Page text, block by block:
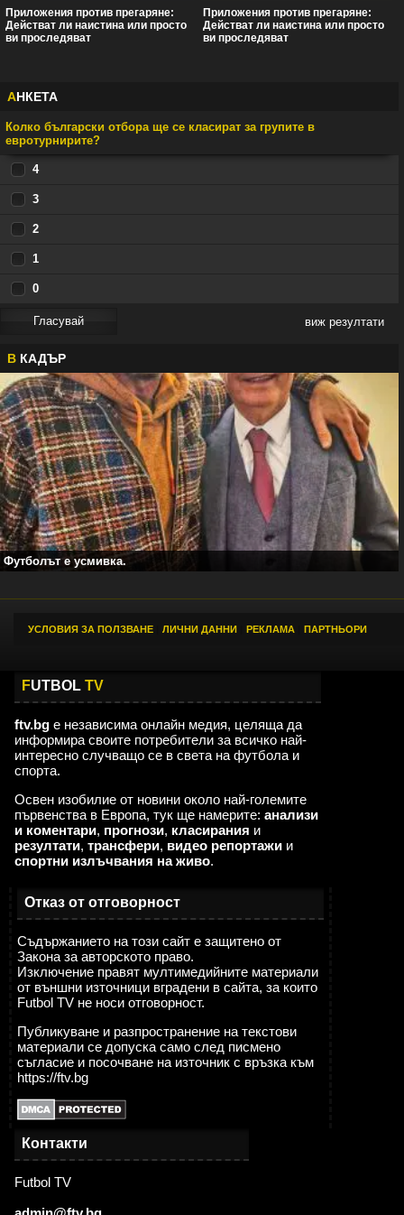
Приложения против прегаряне:
Действат ли наистина или просто
ви проследяват
Приложения против прегаряне:
Действат ли наистина или просто
ви проследяват
АНКЕТА
Колко български отбора ще се класират за групите в
евротурнирите?
4
3
2
1
0
виж резултати
В КАДЪР
Футболът е усмивка.
УСЛОВИЯ ЗА ПОЛЗВАНЕ ЛИЧНИ ДАННИ РЕКЛАМА ПАРТНЬОРИ
FUTBOL TV
ftv.bg е независима онлайн медия, целяща да
информира своите потребители за всичко най-
интересно случващо се в света на футбола и
спорта.
Освен изобилие от новини около най-големите
първенства в Европа, тук ще намерите: анализи
и коментари, прогнози, класирания и
резултати, трансфери, видео репортажи и
спортни излъчвания на живо.
Отказ от отговорност
Съдържанието на този сайт е защитено от
Закона за авторското право.
Изключение правят мултимедийните материали
от външни източници вградени в сайта, за които
Futbol TV не носи отговорност.
Публикуване и разпространение на текстови
материали се допуска само след писмено
съгласие и посочване на източник с връзка към
https://ftv.bg
Контакти
Futbol TV